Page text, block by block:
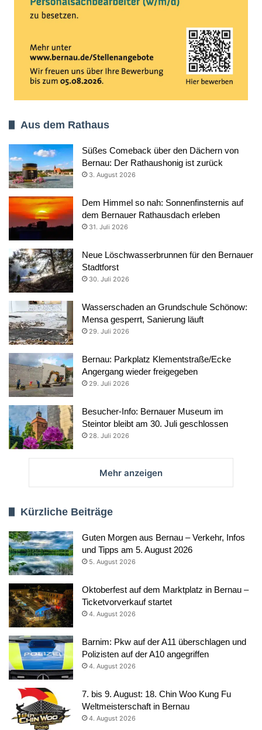
Aus dem Rathaus
Süßes Comeback über den Dächern von
Bernau: Der Rathaushonig ist zurück
3. August 2026
Dem Himmel so nah: Sonnenfinsternis auf
dem Bernauer Rathausdach erleben
31. Juli 2026
Neue Löschwasserbrunnen für den Bernauer
Stadtforst
30. Juli 2026
Wasserschaden an Grundschule Schönow:
Mensa gesperrt, Sanierung läuft
29. Juli 2026
Bernau: Parkplatz Klementstraße/Ecke
Angergang wieder freigegeben
29. Juli 2026
Besucher-Info: Bernauer Museum im
Steintor bleibt am 30. Juli geschlossen
28. Juli 2026
Mehr anzeigen
Kürzliche Beiträge
Guten Morgen aus Bernau – Verkehr, Infos
und Tipps am 5. August 2026
5. August 2026
Oktoberfest auf dem Marktplatz in Bernau –
Ticketvorverkauf startet
4. August 2026
Barnim: Pkw auf der A11 überschlagen und
Polizisten auf der A10 angegriffen
4. August 2026
7. bis 9. August: 18. Chin Woo Kung Fu
Weltmeisterschaft in Bernau
4. August 2026